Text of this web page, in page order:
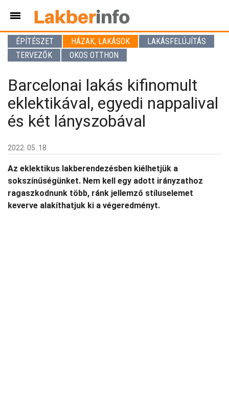
ÉPÍTÉSZET HÁZAK, LAKÁSOK
LAKÁSFELÚJÍTÁS
TERVEZŐK
OKOS OTTHON
Barcelonai lakás kifinomult
eklektikával, egyedi nappalival
és két lányszobával
2022. 05. 18.
Az eklektikus lakberendezésben kiélhetjük a
sokszínűségünket. Nem kell egy adott irányzathoz
ragaszkodnunk több, ránk jellemző stíluselemet
keverve alakíthatjuk ki a végeredményt.